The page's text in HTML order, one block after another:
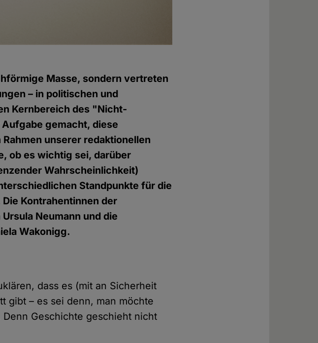
Masse, sondern vertreten
– in politischen und
Kernbereich des "Nicht-
gemacht, diese
unserer redaktionellen
ob es wichtig sei, darüber
Wahrscheinlichkeit)
Standpunkte für die
Kontrahentinnen der
Neumann und die
Wakonigg.
dass es (mit an Sicherheit
gibt – es sei denn, man möchte
Geschichte geschieht nicht